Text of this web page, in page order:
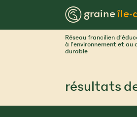
™ graineîle-
Réseau francilien
à l’environnement et au
durable
résultats